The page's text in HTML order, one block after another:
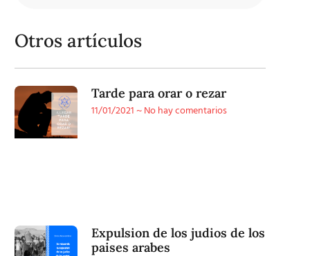
Otros artículos
Tarde para orar o rezar
11/01/2021 No hay comentarios
Expulsion de los judios de los
paises arabes